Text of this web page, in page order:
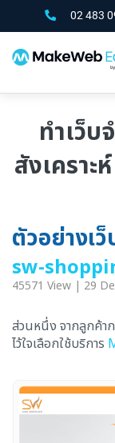
02 483
ทำเว็
สังเครา
ตัวอย่างเ
sw-
45571 View | 29
ส่วนหนึ่ง จากลูกค้า
ไว้ใจเลือกใช้บริการ